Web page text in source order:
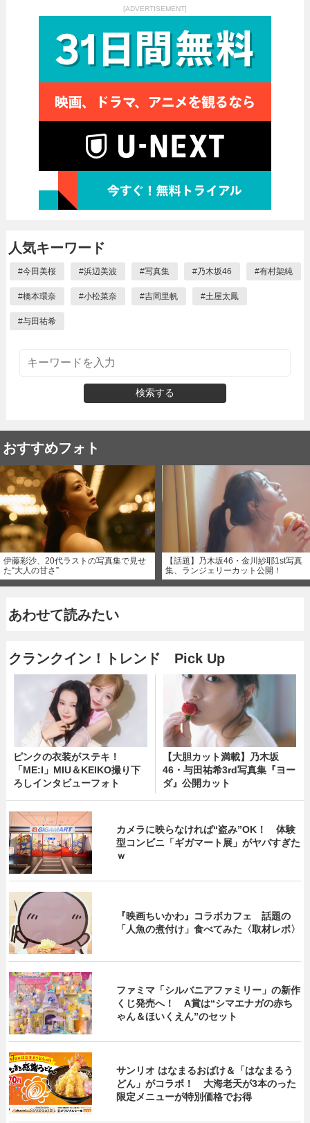
[ADVERTISEMENT]
人気キーワード
#今田美桜 #浜辺美波 #写真集 #乃木坂46 #有村架純
#橋本環奈 #小松菜奈 #吉岡里帆 #土屋太鳳
#与田祐希
検索する
おすすめフォト
伊藤彩沙、20代ラストの写真集で見せ
た“大人の甘さ”
【話題】乃木坂46・金川紗耶1st写真
集、ランジェリーカット公開！
あわせて読みたい
クランクイン！トレンド Pick Up
ピンクの衣装がステキ！
「ME:I」MIU＆KEIKO撮り下
ろしインタビューフォト
【大胆カット満載】乃木坂
46・与田祐希3rd写真集『ヨー
ダ』公開カット
カメラに映らなければ“盗み”OK！ 体験
型コンビニ「ギガマート展」がヤバすぎた
ｗ
『映画ちいかわ』コラボカフェ 話題の
「人魚の煮付け」食べてみた〈取材レポ〉
ファミマ「シルバニアファミリー」の新作
くじ発売へ！ A賞は“シマエナガの赤ち
ゃん＆ほいくえん”のセット
サンリオ はなまるおばけ＆「はなまるう
どん」がコラボ！ 大海老天が3本のった
限定メニューが特別価格でお得